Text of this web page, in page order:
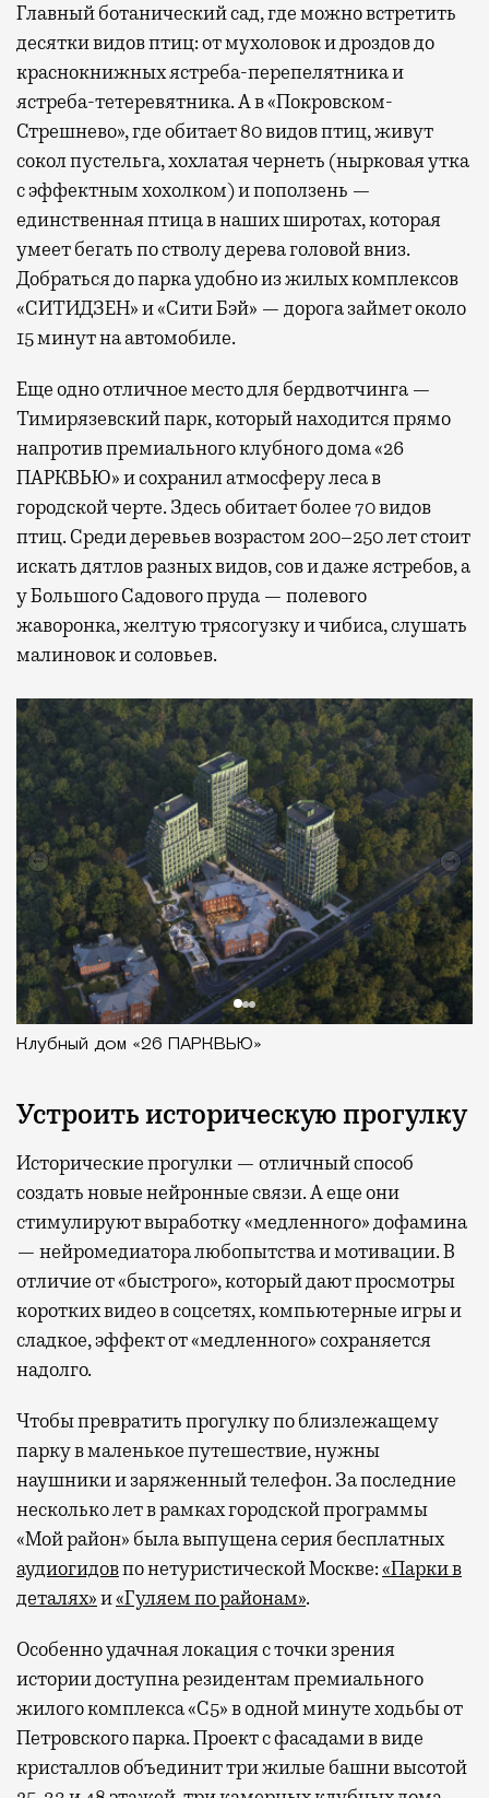
Главный ботанический сад, где можно встретить
десятки видов птиц: от мухоловок и дроздов до
краснокнижных ястреба-перепелятника и
ястреба-тетеревятника. А в «Покровском-
Стрешнево», где обитает 80 видов птиц, живут
сокол пустельга, хохлатая чернеть (нырковая утка
с эффектным хохолком) и поползень —
единственная птица в наших широтах, которая
умеет бегать по стволу дерева головой вниз.
Добраться до парка удобно из жилых комплексов
«СИТИДЗЕН» и «Сити Бэй» — дорога займет около
15 минут на автомобиле.
Еще одно отличное место для бердвотчинга —
Тимирязевский парк, который находится прямо
напротив премиального клубного дома «26
ПАРКВЬЮ» и сохранил атмосферу леса в
городской черте. Здесь обитает более 70 видов
птиц. Среди деревьев возрастом 200–250 лет стоит
искать дятлов разных видов, сов и даже ястребов, а
у Большого Садового пруда — полевого
жаворонка, желтую трясогузку и чибиса, слушать
малиновок и соловьев.
Клубный дом «26 ПАРКВЬЮ»
Устроить историческую прогулку
Исторические прогулки — отличный способ
создать новые нейронные связи. А еще они
стимулируют выработку «медленного» дофамина
— нейромедиатора любопытства и мотивации. В
отличие от «быстрого», который дают просмотры
коротких видео в соцсетях, компьютерные игры и
сладкое, эффект от «медленного» сохраняется
надолго.
Чтобы превратить прогулку по близлежащему
парку в маленькое путешествие, нужны
наушники и заряженный телефон. За последние
несколько лет в рамках городской программы
«Мой район» была выпущена серия бесплатных
аудиогидовпо нетуристической Москве:«Парки в
деталях»и«Гуляем по районам».
Особенно удачная локация с точки зрения
истории доступна резидентам премиального
жилого комплекса «С5»в одной минуте ходьбы от
Петровского парка. Проект с фасадами в виде
кристаллов объединит три жилые башни высотой